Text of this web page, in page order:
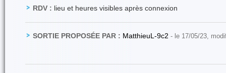
RDV : lieu et heures visibles après connexion
SORTIE PROPOSÉE PAR : MatthieuL-9c2 - le 17/05/23,